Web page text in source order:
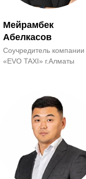
Мейрамбек
Абелкасов
Соучредитель компании
«EVO TAXI» г.Алматы